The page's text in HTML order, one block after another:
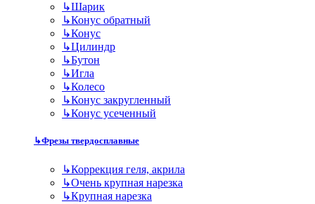
↳Шарик
↳Конус обратный
↳Конус
↳Цилиндр
↳Бутон
↳Игла
↳Колесо
↳Конус закругленный
↳Конус усеченный
↳Фрезы твердосплавные
↳Коррекция геля, акрила
↳Очень крупная нарезка
↳Крупная нарезка